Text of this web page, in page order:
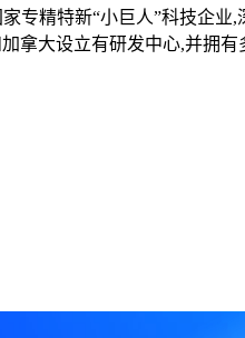
专精特新“小巨人”科技企
拿大设立有研发中心,并拥